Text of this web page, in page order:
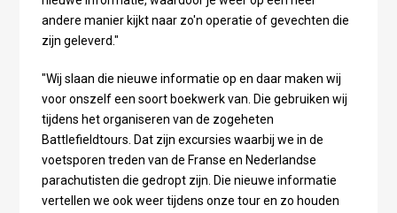
andere manier kijkt naar zo'n operatie of gevechten die
zijn geleverd."
"Wij slaan die nieuwe informatie op en daar maken wij
voor onszelf een soort boekwerk van. Die gebruiken wij
tijdens het organiseren van de zogeheten
Battlefieldtours. Dat zijn excursies waarbij we in de
voetsporen treden van de Franse en Nederlandse
parachutisten die gedropt zijn. Die nieuwe informatie
vertellen we ook weer tijdens onze tour en zo houden